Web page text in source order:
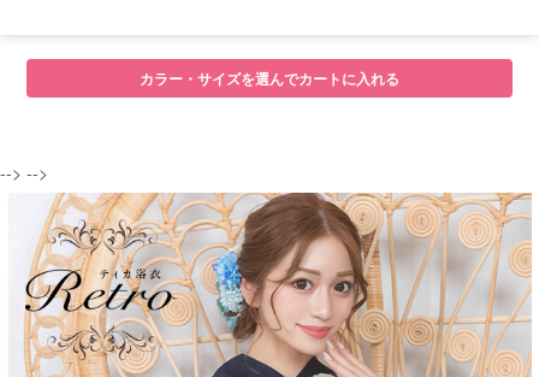
カラー・サイズを選んでカートに入れる
--> -->